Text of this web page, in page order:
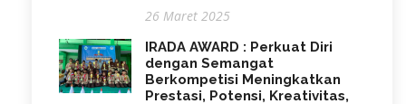
26 Maret 2025
IRADA AWARD : Perkuat Diri
dengan Semangat
Berkompetisi Meningkatkan
Prestasi, Potensi, Kreativitas,